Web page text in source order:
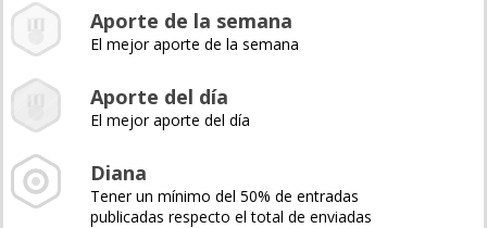
Aporte de la semana
El mejor aporte de la semana
Aporte del día
El mejor aporte del día
Diana
Tener un mínimo del 50% de entradas
publicadas respecto el total de enviadas